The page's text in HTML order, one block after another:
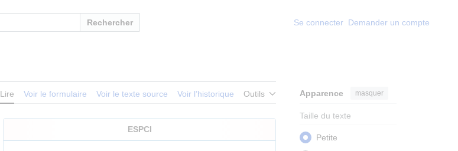
Rechercher Se connecter Demander un compte
Lire Voir le formulaire Voir le texte source Voir l’historique Outils Apparence masquer
Taille du texte
Petite
ESPCI